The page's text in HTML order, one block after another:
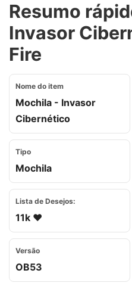
Resumo
Invasor
Fire
Nome do item
Mochila - Invasor
Cibernético
Tipo
Mochila
Lista de Desejos:
11k ❤️
Versão
OB53